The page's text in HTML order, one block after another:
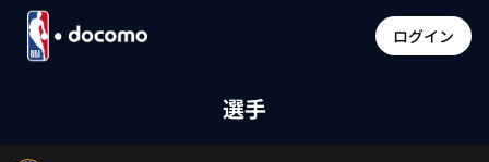
ログイン
選手